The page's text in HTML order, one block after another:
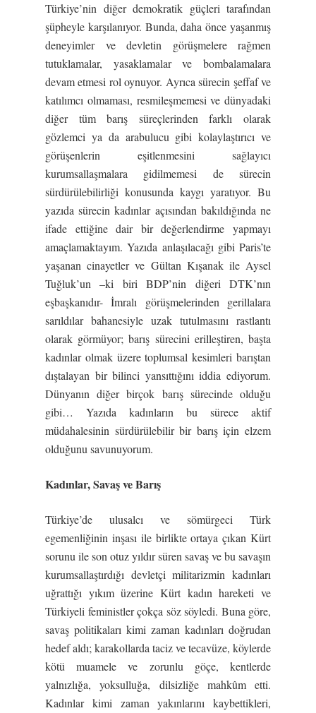
Türkiye’nin diğer demokratik güçleri tarafından
şüpheyle karşılanıyor. Bunda, daha önce yaşanmış
deneyimler ve devletin görüşmelere rağmen
tutuklamalar, yasaklamalar ve bombalamalara
devam etmesi rol oynuyor. Ayrıca sürecin şeffaf ve
katılımcı olmaması, resmileşmemesi ve dünyadaki
diğer tüm barış süreçlerinden farklı olarak
gözlemci ya da arabulucu gibi kolaylaştırıcı ve
görüşenlerin eşitlenmesini sağlayıcı
kurumsallaşmalara gidilmemesi de sürecin
sürdürülebilirliği konusunda kaygı yaratıyor. Bu
yazıda sürecin kadınlar açısından bakıldığında ne
ifade ettiğine dair bir değerlendirme yapmayı
amaçlamaktayım. Yazıda anlaşılacağı gibi Paris’te
yaşanan cinayetler ve Gültan Kışanak ile Aysel
Tuğluk’un –ki biri BDP’nin diğeri DTK’nın
eşbaşkanıdır- İmralı görüşmelerinden gerillalara
sarıldılar bahanesiyle uzak tutulmasını rastlantı
olarak görmüyor; barış sürecini erilleştiren, başta
kadınlar olmak üzere toplumsal kesimleri barıştan
dıştalayan bir bilinci yansıttığını iddia ediyorum.
Dünyanın diğer birçok barış sürecinde olduğu
gibi… Yazıda kadınların bu sürece aktif
müdahalesinin sürdürülebilir bir barış için elzem
olduğunu savunuyorum.
Kadınlar, Savaşve Barış
Türkiye’de ulusalcı ve sömürgeci Türk
egemenliğinin inşası ile birlikte ortaya çıkan Kürt
sorunu ile son otuz yıldır süren savaş ve bu savaşın
kurumsallaştırdığı devletçi militarizmin kadınları
uğrattığı yıkım üzerine Kürt kadın hareketi ve
Türkiyeli feministler çokça söz söyledi. Buna göre,
savaş politikaları kimi zaman kadınları doğrudan
hedef aldı; karakollarda taciz ve tecavüze, köylerde
kötü muamele ve zorunlu göçe, kentlerde
yalnızlığa, yoksulluğa, dilsizliğe mahkûm etti.
Kadınlar kimi zaman yakınlarını kaybettikleri,